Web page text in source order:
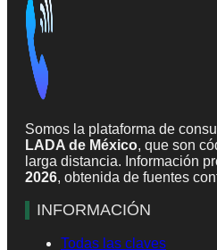
Somos la plataforma de
LADA de México, que son
larga distancia. Información
2026, obtenida de fuentes
INFORMACIÓN
Todas las claves